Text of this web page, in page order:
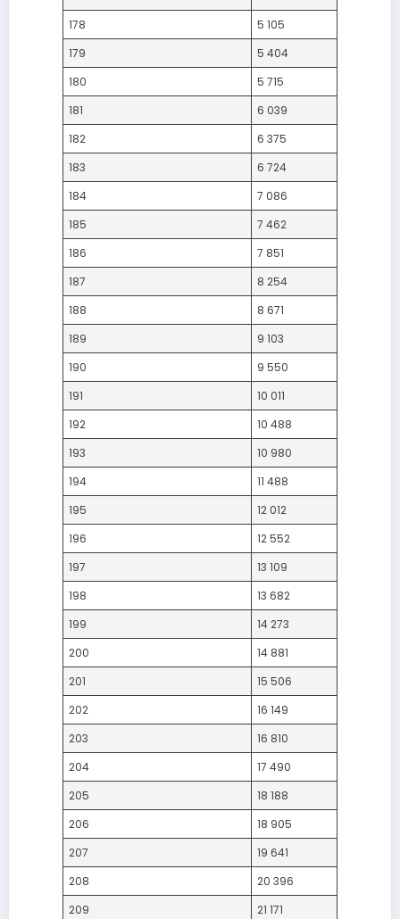
178
5 105
179
5 404
180
5 715
181
6 039
182
6 375
183
6 724
184
7 086
185
7 462
186
7 851
187
8 254
188
8 671
189
9 103
190
9 550
191
10 011
192
10 488
193
10 980
194
11 488
195
12 012
196
12 552
197
13 109
198
13 682
199
14 273
200
14 881
201
15 506
202
16 149
203
16 810
204
17 490
205
18 188
206
18 905
207
19 641
208
20 396
209
21 171